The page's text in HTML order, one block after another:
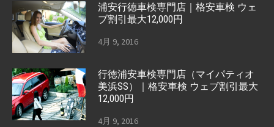
浦安行徳車検専門店｜格安車検 ウェ
ブ割引最大12,000円
4月 9, 2016
行徳浦安車検専門店（マイパティオ
美浜SS）｜格安車検 ウェブ割引最大
12,000円
4月 9, 2016